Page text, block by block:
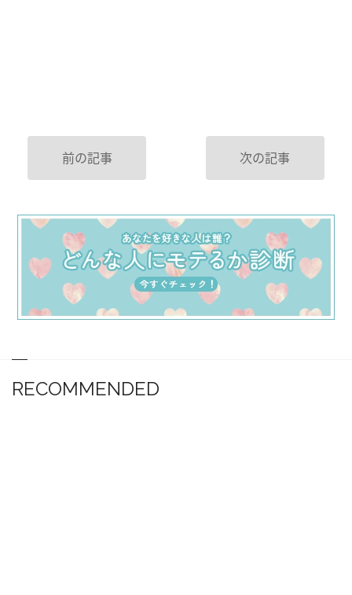
前の記事 次の記事
RECOMMENDED